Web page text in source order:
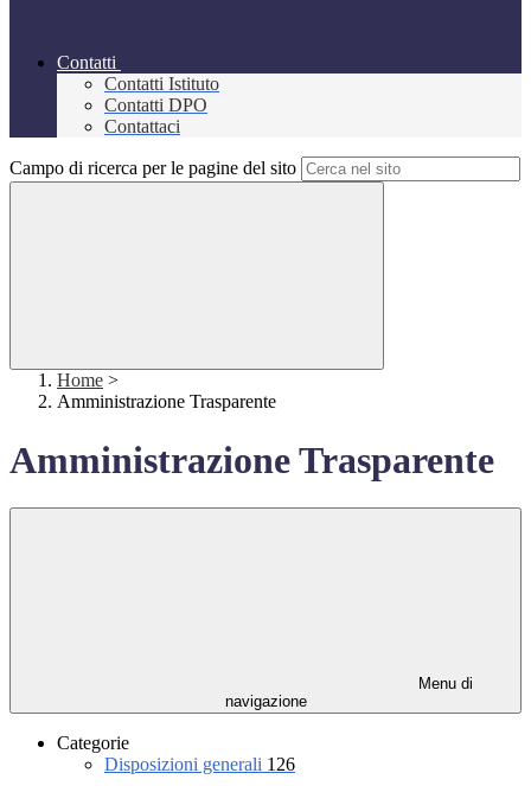
Contatti
Contatti Istituto
Contatti DPO
Contattaci
Campo di ricerca per le pagine del sito
Home >
Amministrazione Trasparente
Amministrazione Trasparente
Menu di
navigazione
Categorie
Disposizioni generali 126